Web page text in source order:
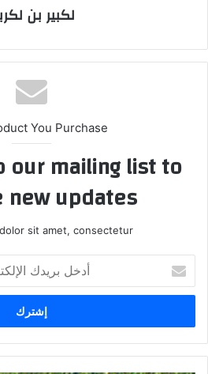
لكبير بن
You Purchase
our mailing list to
updates!
sit amet, consectetur.
خ
ب
ر